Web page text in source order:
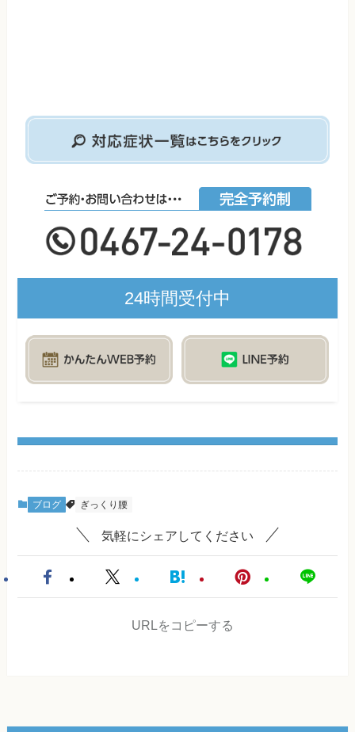
24時間受付中
ブログ ぎっくり腰
気軽にシェアしてください
URLをコピーする